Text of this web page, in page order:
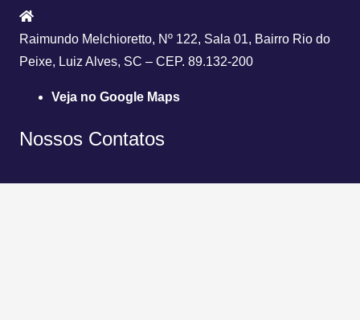
Raimundo Melchioretto, Nº 122, Sala 01, Bairro Rio do
Peixe, Luiz Alves, SC – CEP. 89.132-200
Veja no Google Maps
Nossos Contatos